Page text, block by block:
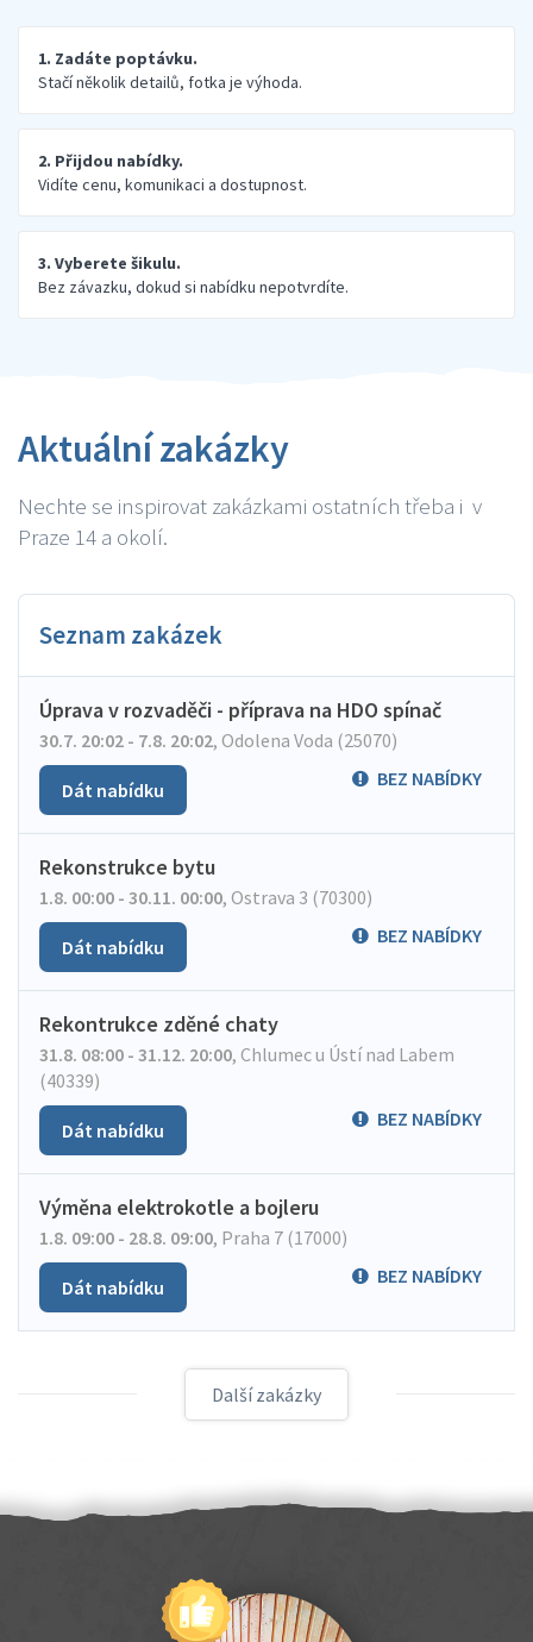
1. Zadáte poptávku.
Stačí několik detailů, fotka je výhoda.
2. Přijdou nabídky.
Vidíte cenu, komunikaci a dostupnost.
3. Vyberete šikulu.
Bez závazku, dokud si nabídku nepotvrdíte.
Aktuální zakázky
Nechte se inspirovat zakázkami ostatních třeba i v
Praze 14 a okolí.
Seznam zakázek
Úprava v rozvaděči - příprava na HDO spínač
30.7. 20:02 - 7.8. 20:02, Odolena Voda (25070)
BEZ NABÍDKY
Dát nabídku
Rekonstrukce bytu
1.8. 00:00 - 30.11. 00:00, Ostrava 3 (70300)
BEZ NABÍDKY
Dát nabídku
Rekontrukce zděné chaty
31.8. 08:00 - 31.12. 20:00, Chlumec u Ústí nad Labem
(40339)
BEZ NABÍDKY
Dát nabídku
Výměna elektrokotle a bojleru
1.8. 09:00 - 28.8. 09:00, Praha 7 (17000)
BEZ NABÍDKY
Dát nabídku
Další zakázky